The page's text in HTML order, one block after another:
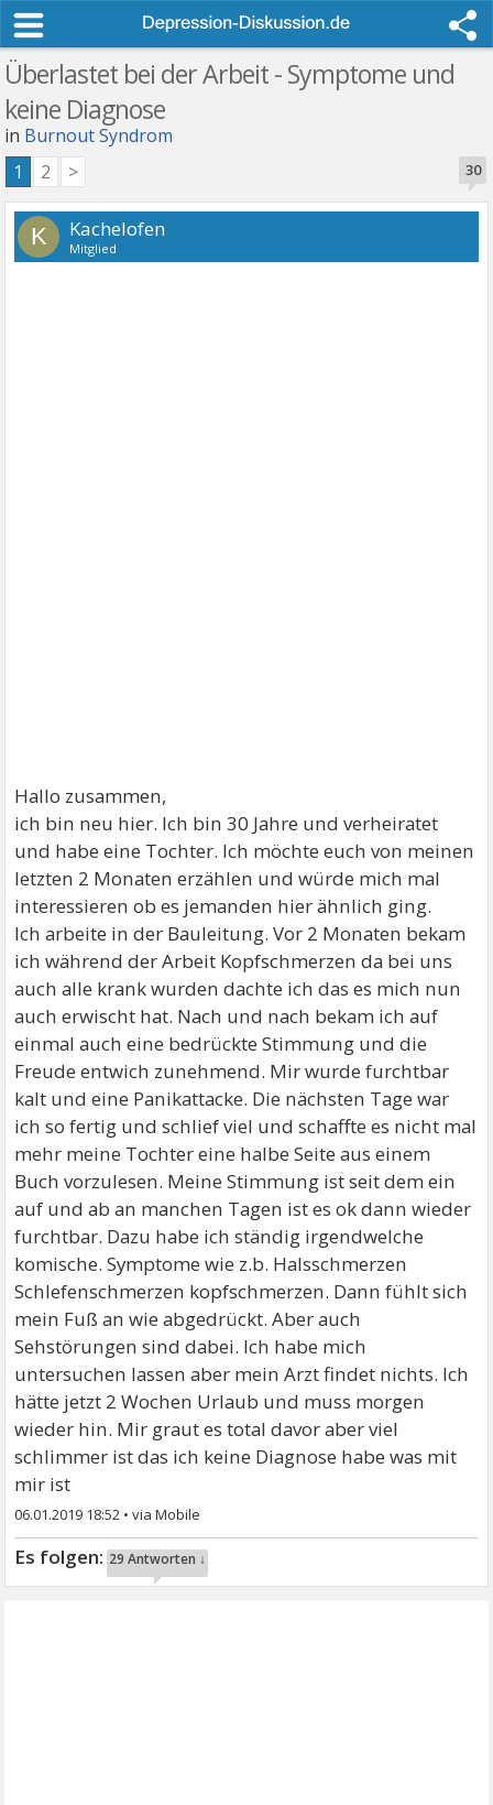
Überlastet bei der Arbeit - Symptome und
keine Diagnose
in Burnout Syndrom
30
1 2 >
K Kachelofen
Mitglied
Hallo zusammen,
ich bin neu hier. Ich bin 30 Jahre und verheiratet
und habe eine Tochter. Ich möchte euch von meinen
letzten 2 Monaten erzählen und würde mich mal
interessieren ob es jemanden hier ähnlich ging.
Ich arbeite in der Bauleitung. Vor 2 Monaten bekam
ich während der Arbeit Kopfschmerzen da bei uns
auch alle krank wurden dachte ich das es mich nun
auch erwischt hat. Nach und nach bekam ich auf
einmal auch eine bedrückte Stimmung und die
Freude entwich zunehmend. Mir wurde furchtbar
kalt und eine Panikattacke. Die nächsten Tage war
ich so fertig und schlief viel und schaffte es nicht mal
mehr meine Tochter eine halbe Seite aus einem
Buch vorzulesen. Meine Stimmung ist seit dem ein
auf und ab an manchen Tagen ist es ok dann wieder
furchtbar. Dazu habe ich ständig irgendwelche
komische. Symptome wie z.b. Halsschmerzen
Schlefenschmerzen kopfschmerzen. Dann fühlt sich
mein Fuß an wie abgedrückt. Aber auch
Sehstörungen sind dabei. Ich habe mich
untersuchen lassen aber mein Arzt findet nichts. Ich
hätte jetzt 2 Wochen Urlaub und muss morgen
wieder hin. Mir graut es total davor aber viel
schlimmer ist das ich keine Diagnose habe was mit
mir ist
06.01.2019 18:52 •
29 Antworten ↓